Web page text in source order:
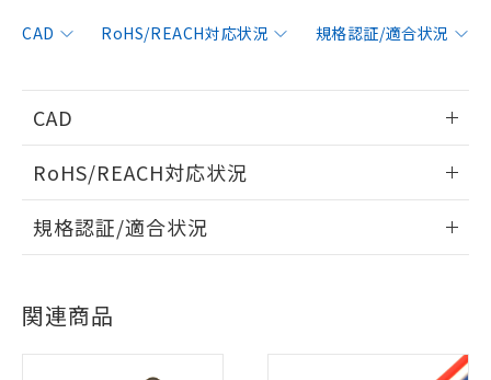
CAD RoHS/REACH対応状況 規格認証/適合状況
CAD
ログイン/会員登録いただくと、CADデータをダウンロー
ドすることができます。
RoHS/REACH対応状況
EU RoHS 注意事項・凡例
対応状況 ※1
規格認証/適合状況
Yes
関連商品